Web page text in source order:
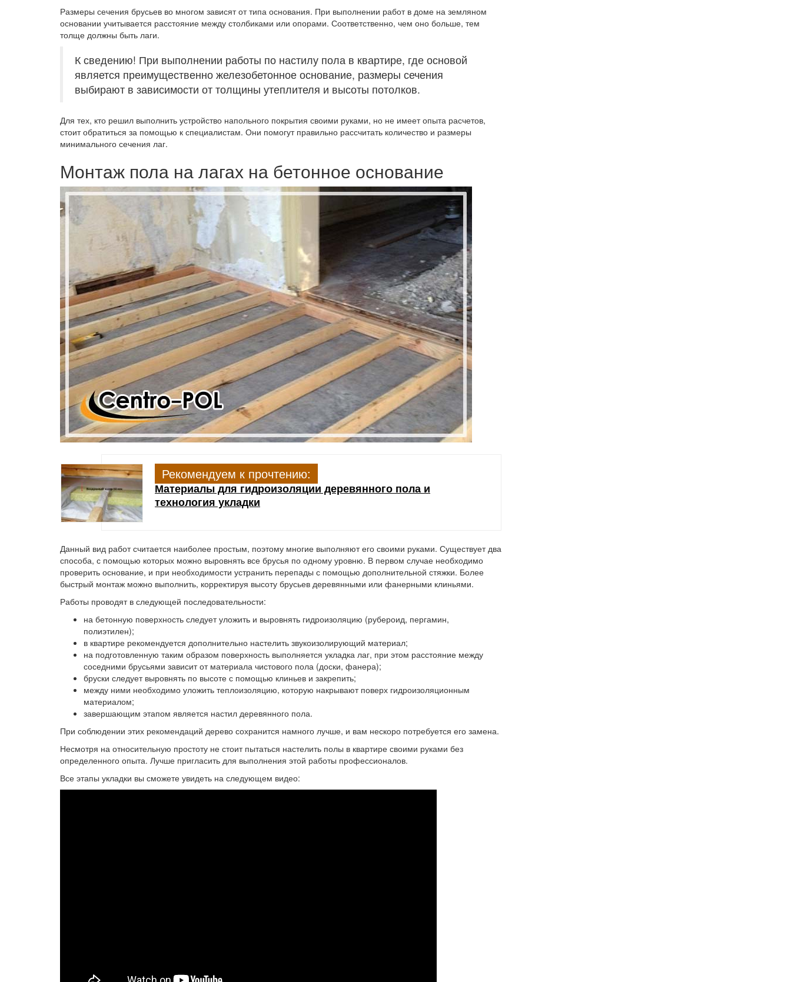
Размеры сечения брусьев во многом зависят от типа основания. При выполнении работ в доме на земляном
основании учитывается расстояние между столбиками или опорами. Соответственно, чем оно больше, тем
толще должны быть лаги.
К сведению! При выполнении работы по настилу пола в квартире, где основой
является преимущественно железобетонное основание, размеры сечения
выбирают в зависимости от толщины утеплителя и высоты потолков.
Для тех, кто решил выполнить устройство напольного покрытия своими руками, но не имеет опыта расчетов,
стоит обратиться за помощью к специалистам. Они помогут правильно рассчитать количество и размеры
минимального сечения лаг.
Монтаж пола на лагах на бетонное основание
Рекомендуем к прочтению:
Материалы для гидроизоляции деревянного пола и
технология укладки
Данный вид работ считается наиболее простым, поэтому многие выполняют его своими руками. Существует два
способа, с помощью которых можно выровнять все брусья по одному уровню. В первом случае необходимо
проверить основание, и при необходимости устранить перепады с помощью дополнительной стяжки. Более
быстрый монтаж можно выполнить, корректируя высоту брусьев деревянными или фанерными клиньями.
Работы проводят в следующей последовательности:
на бетонную поверхность следует уложить и выровнять гидроизоляцию (рубероид, пергамин,
полиэтилен);
в квартире рекомендуется дополнительно настелить звукоизолирующий материал;
на подготовленную таким образом поверхность выполняется укладка лаг, при этом расстояние между
соседними брусьями зависит от материала чистового пола (доски, фанера);
бруски следует выровнять по высоте с помощью клиньев и закрепить;
между ними необходимо уложить теплоизоляцию, которую накрывают поверх гидроизоляционным
материалом;
завершающим этапом является настил деревянного пола.
При соблюдении этих рекомендаций дерево сохранится намного лучше, и вам нескоро потребуется его замена.
Несмотря на относительную простоту не стоит пытаться настелить полы в квартире своими руками без
определенного опыта. Лучше пригласить для выполнения этой работы профессионалов.
Все этапы укладки вы сможете увидеть на следующем видео: